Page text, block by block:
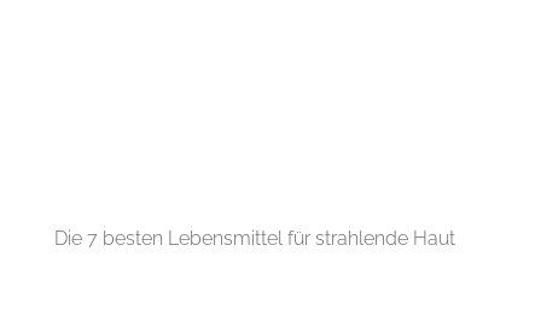
Die 7 besten Lebensmittel für strahlende Haut